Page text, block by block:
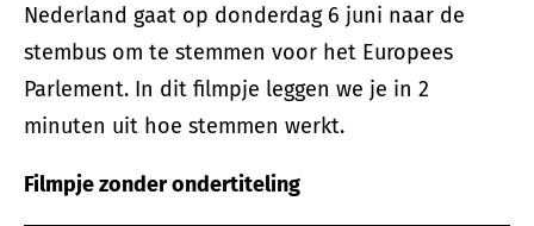
Nederland gaat op donderdag 6 juni naar de
stembus om te stemmen voor het Europees
Parlement. In dit filmpje leggen we je in 2
minuten uit hoe stemmen werkt.
Filmpje zonder ondertiteling